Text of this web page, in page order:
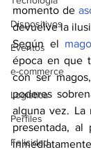
Dispositivos
Eventos
e-commerce
Logística
Perfiles
Felicidad
momento de
devuelve la
Según el
época en que
con ser
poderes
alguna vez. La
presentada, al